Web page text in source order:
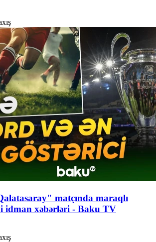
matçında maraqlı
idman xəbərləri - Baku TV